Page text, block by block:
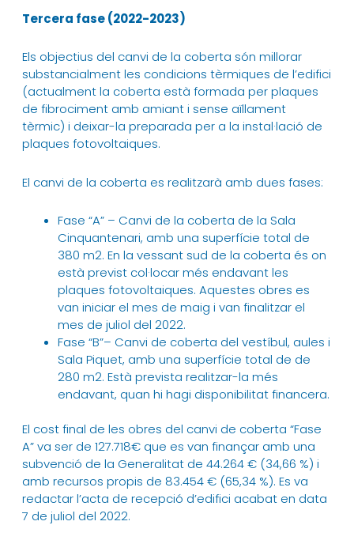
Tercera fase (2022-2023)
Els objectius del canvi de la coberta són millorar
substancialment les condicions tèrmiques de l’edifici
(actualment la coberta està formada per plaques
de fibrociment amb amiant i sense aïllament
tèrmic) i deixar-la preparada per a la instal·lació de
plaques fotovoltaiques.
El canvi de la coberta es realitzarà amb dues fases:
Fase “A” – Canvi de la coberta de la Sala
Cinquantenari, amb una superfície total de
380 m2. En la vessant sud de la coberta és on
està previst col·locar més endavant les
plaques fotovoltaiques. Aquestes obres es
van iniciar el mes de maig i van finalitzar el
mes de juliol del 2022.
Fase “B”– Canvi de coberta del vestíbul, aules i
Sala Piquet, amb una superfície total de de
280 m2. Està prevista realitzar-la més
endavant, quan hi hagi disponibilitat financera.
El cost final de les obres del canvi de coberta “Fase
A” va ser de 127.718€ que es van finançar amb una
subvenció de la Generalitat de 44.264 € (34,66 %) i
amb recursos propis de 83.454 € (65,34 %). Es va
redactar l’acta de recepció d’edifici acabat en data
7 de juliol del 2022.